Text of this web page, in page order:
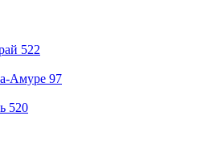
522
Амуре 97
520